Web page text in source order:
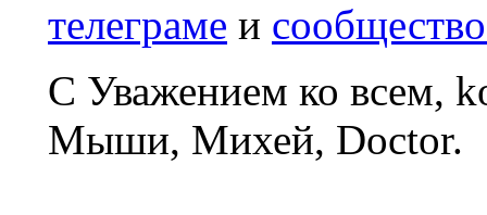
телеграме и
С Уважением ко всем,
Мыши, Михей, Doctor.